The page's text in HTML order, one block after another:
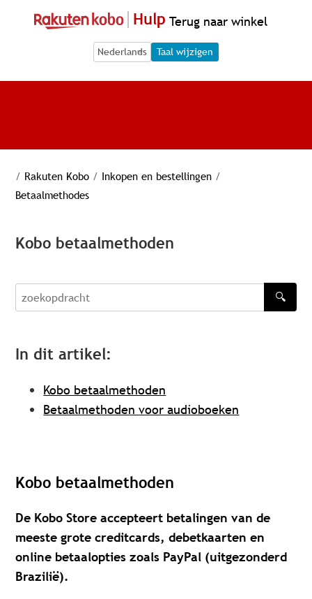
Hulp Terug naar winkel
Language Selection
Language Selection
Taal wijzigen
/ Rakuten Kobo / Inkopen en bestellingen /
Betaalmethodes
Kobo betaalmethoden
zoekopdracht
🔍
In dit artikel:
Kobo betaalmethoden
Betaalmethoden voor audioboeken
Kobo betaalmethoden
De Kobo Store accepteert betalingen van de
meeste grote creditcards, debetkaarten en
online betaalopties zoals PayPal (uitgezonderd
Brazilië).